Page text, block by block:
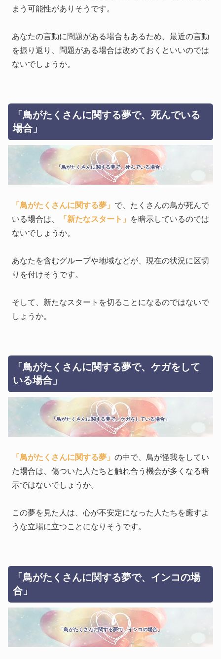
まう可能性がありそうです。
あなたの言動に問題がある場合もあるため、最近の言動
を振り返り、問題がある場合は改めておくといいのでは
ないでしょうか。
「鳥がたくさんに関する夢で、死んでいる
場合」
「鳥がたくさんに関する夢で、死んでいる場合」
「鳥がたくさんに関する夢」 で、たくさんの鳥が死んで
いる場合は、
「新たなスタート」
を暗示しているのでは
ないでしょうか。
あなたを含むグループや地域などが、現在の状況に区切
りを付けそうです。
そして、新たなスタートを切ることになるのではないで
しょうか。
「鳥がたくさんに関する夢で、ケガをして
いる場合」
「鳥がたくさんに関する夢で、ケガをしている場合」
「鳥がたくさんに関する夢」 の中で、鳥が怪我をしてい
た場合は、傷ついた人たちと触れ合う機会が多くなる暗
示ではないでしょうか。
この夢を見た人は、心が不安定になった人たちを癒すよ
うな立場に立つことになりそうです。
「鳥がたくさんに関する夢で、インコの場
合」
「鳥がたくさんに関する夢で、インコの場合」